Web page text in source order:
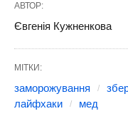
АВТОР:
Євгенія Кужненкова
МІТКИ:
заморожування
лайфхаки
мед